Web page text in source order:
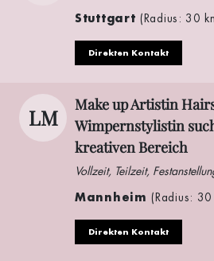
Stuttgart (Radius: 30
Direkten Kontakt
LM
Make up Artistin
Wimpernstylistin
kreativen Bereich
Vollzeit, Teilzeit,
Mannheim(Radius: 30
Direkten Kontakt